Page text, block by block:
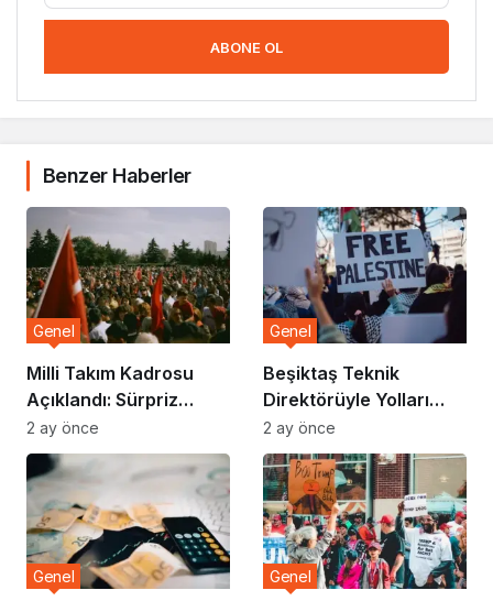
ABONE OL
Benzer Haberler
Milli Takım Kadrosu
Açıklandı: Sürpriz
İsimler Listede
Genel
2 ay önce
Beşiktaş Teknik
Direktörüyle Yolları
Ayırdı
Genel
2 ay önce
Genel Genel